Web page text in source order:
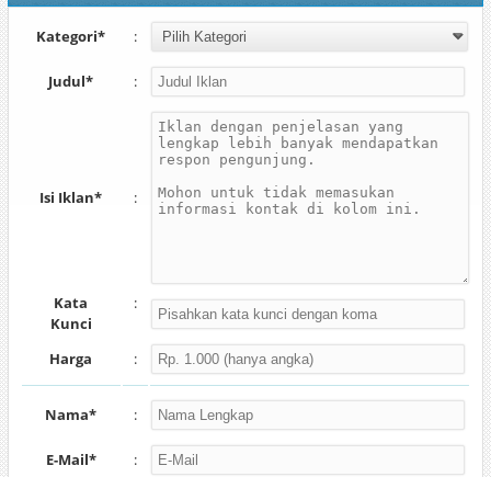
Kategori* :
Judul* :
Isi Iklan* :
Kata
Kunci
:
Harga :
Nama* :
E-Mail* :